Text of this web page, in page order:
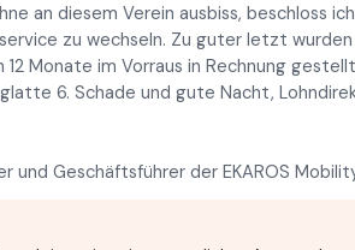
an diesem Verein ausbiss, beschloss
zu wechseln. Zu guter letzt
Monate im Vorraus in Rechnung
6. Schade und gute Nacht,
und Geschäftsführer der EKAROS